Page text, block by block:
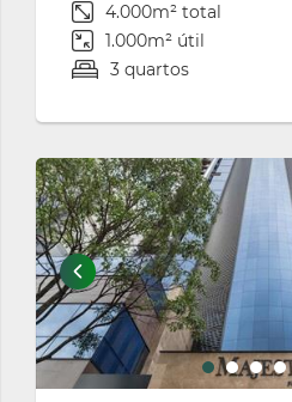
4.000m² total
1.000m² útil
3 quartos